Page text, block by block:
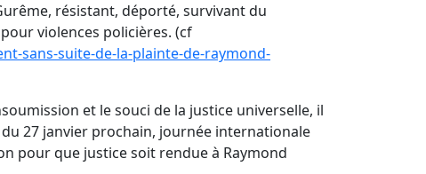
résistant, déporté, survivant du
violences policières. (cf
sans-suite-de-la-plainte-de-raymond-
et le souci de la justice universelle, il
27 janvier prochain, journée internationale
pour que justice soit rendue à Raymond